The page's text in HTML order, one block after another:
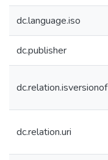
dc.language.iso
dc.publisher
dc.relation.isversionof
dc.relation.uri